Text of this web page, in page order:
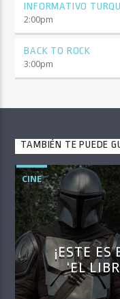
INFORMATIVO
2:00pm
BACK TO ROCK
3:00pm
TAMBIÉN TE PUEDE
CINE
¡ESTE ES
‘EL